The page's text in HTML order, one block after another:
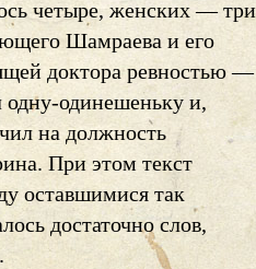
четыре, женских —
Шамраева и его
доктора ревностью —
одинешеньку и,
на должность
При этом текст
оставшимися так
достаточно слов,